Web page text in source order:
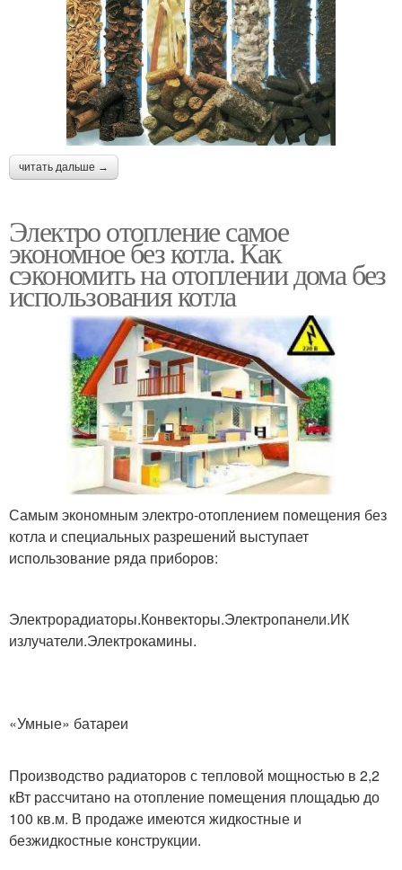
читать дальше →
Электро отопление самое
экономное без котла. Как
сэкономить на отоплении дома без
использования котла
Самым экономным электро-отоплением помещения без
котла и специальных разрешений выступает
использование ряда приборов:
Электрорадиаторы.Конвекторы.Электропанели.ИК
излучатели.Электрокамины.
«Умные» батареи
Производство радиаторов с тепловой мощностью в 2,2
кВт рассчитано на отопление помещения площадью до
100 кв.м. В продаже имеются жидкостные и
безжидкостные конструкции.